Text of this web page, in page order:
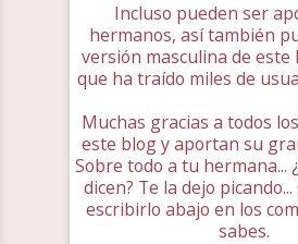
Incluso pueden ser
hermanos, así también
versión masculina de este
que ha traído miles de
Muchas gracias a todos
este blog y aportan su
Sobre todo a tu hermana...
dicen? Te la dejo
escribirlo abajo en los
sabes.